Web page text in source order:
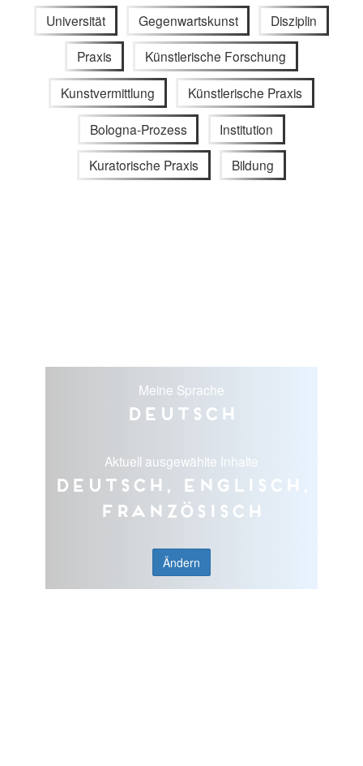
Universität Gegenwartskunst Disziplin
Praxis Künstlerische Forschung
Kunstvermittlung Künstlerische Praxis
Bologna-Prozess Institution
Kuratorische Praxis Bildung
Meine Sprache
Deutsch
Aktuell ausgewählte Inhalte
Deutsch, Englisch,
Französisch
Ändern